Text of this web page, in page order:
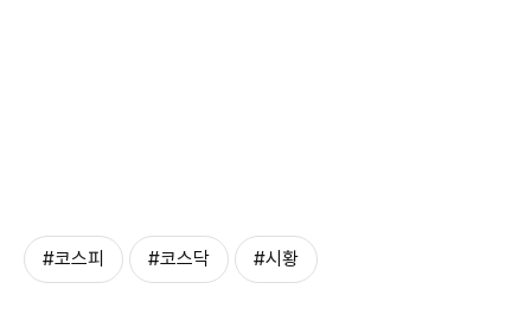
#코스피 #코스닥 #시황